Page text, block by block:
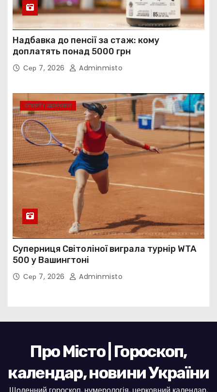
Надбавка до пенсії за стаж: кому
доплатять понад 5000 грн
Сер 7, 2026 Adminmisto
СПОРТ І ЗДОРОВ’Я
Суперниця Світоліної виграла турнір WTA
500 у Вашингтоні
Сер 7, 2026 Adminmisto
Про Місто | Гороскоп,
календар, новини України